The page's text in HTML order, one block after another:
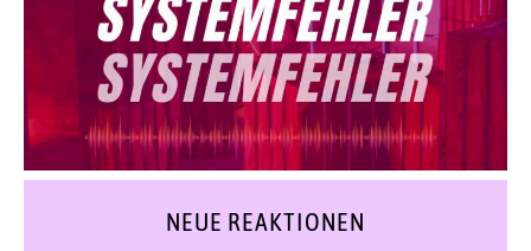
NEUE REAKTIONEN